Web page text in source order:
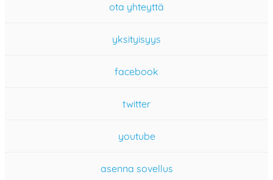
ota yhteyttä
yksityisyys
facebook
twitter
youtube
asenna sovellus